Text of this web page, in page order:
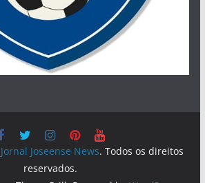
Jornal Joseense News. Todos os direitos
reservados.